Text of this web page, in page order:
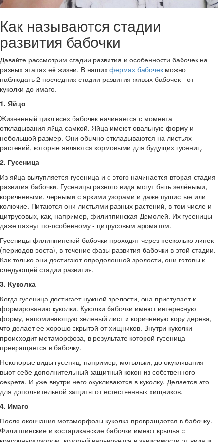
Как называются стадии
развития бабочки
Давайте рассмотрим стадии развития и особенности бабочек на
разных этапах её жизни. В наших фермах бабочек можно
наблюдать 2 последних стадии развития живых бабочек - от
куколки до имаго.
1. Яйцо
Жизненный цикл всех бабочек начинается с момента
откладывания яйца самкой. Яйца имеют овальную форму и
небольшой размер. Они обычно откладываются на листьях
растений, которые являются кормовыми для будущих гусениц.
2. Гусеница
Из яйца вылупляется гусеница и с этого начинается вторая стадия
развития бабочки. Гусеницы разного вида могут быть зелёными,
коричневыми, черными с яркими узорами и даже пушистые или
колючие. Питаются они листьями разных растений, в том числе и
цитрусовых, как, например, филиппинская Демолей. Их гусеницы
даже пахнут по-особенному - цитрусовым ароматом.
Гусеницы филиппинской бабочки проходят через несколько линек
(периодов роста), в течение фазы развития бабочки в этой стадии.
Как только они достигают определенной зрелости, они готовы к
следующей стадии развития.
3. Куколка
Когда гусеница достигает нужной зрелости, она приступает к
формированию куколки. Куколки бабочки имеют интересную
форму, напоминающую зеленый лист и коричневую кору дерева,
что делает ее хорошо скрытой от хищников. Внутри куколки
происходит метаморфоза, в результате которой гусеница
превращается в бабочку.
Некоторые виды гусениц, например, мотыльки, до окукливания
вьют себе дополнительный защитный кокон из собственного
секрета. И уже внутри него окукливаются в куколку. Делается это
для дополнительной защиты от естественных хищников.
4. Имаго
После окончания метаморфозы куколка превращается в бабочку.
Филиппинские и костариканские бабочки имеют крылья с
красочным узором, который варьируется в зависимости от вида и